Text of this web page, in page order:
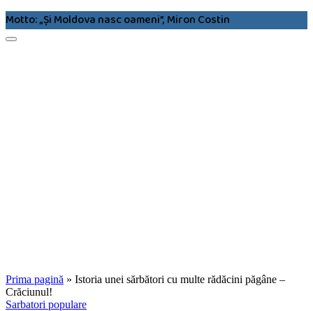
Motto: „Şi Moldova nasc oameni”, Miron Costin
Prima pagină » Istoria unei sărbători cu multe rădăcini păgâne –
Crăciunul!
Sarbatori populare